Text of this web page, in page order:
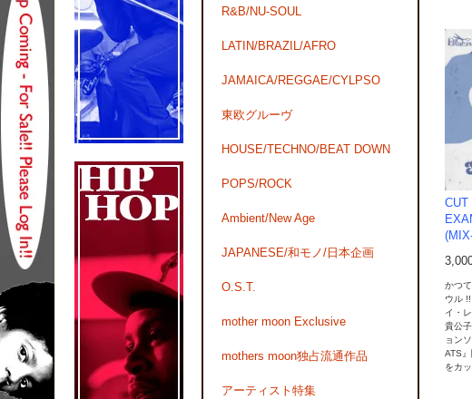
CUT
かつ
ウル
イ・
貴公
ョン
ATS
をカ
R&B/NU-SOUL
LATIN/BRAZIL/AFRO
JAMAICA/REGGAE/CYLPSO
東欧グルーヴ
HOUSE/TECHNO/BEAT DOWN
POPS/ROCK
Ambient/New Age
JAPANESE/和モノ/日本企画
O.S.T.
mother moon Exclusive
mothers moon独占流通作品
アーティスト特集